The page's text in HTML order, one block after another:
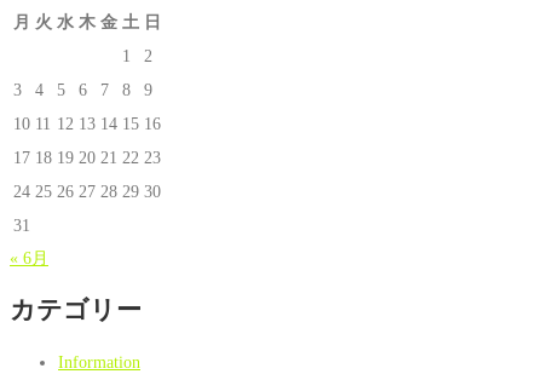
月 火 水 木 金 土 日
1
2
3
4 5 6 7 8
9
10 11 12 13 14 15 16
17 18 19 20 21 22 23
24 25 26 27 28 29 30
31
« 6月
カテゴリー
Information